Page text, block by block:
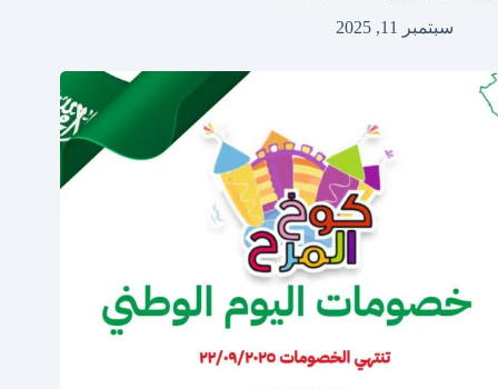
سبتمبر 11, 2025